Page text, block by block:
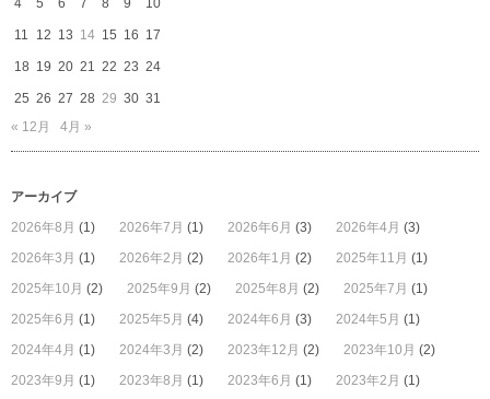
4 5 6 7 8 9 10
11 12 13 14 15 16 17
18 19 20 21 22 23 24
25 26 27 28 29 30 31
« 12月
4月 »
アーカイブ
2026年8月 (1) 2026年7月 (1) 2026年6月 (3) 2026年4月 (3)
2026年3月 (1) 2026年2月 (2) 2026年1月 (2) 2025年11月 (1)
2025年10月 (2) 2025年9月 (2) 2025年8月 (2) 2025年7月 (1)
2025年6月 (1) 2025年5月 (4) 2024年6月 (3) 2024年5月 (1)
2024年4月 (1) 2024年3月 (2) 2023年12月 (2) 2023年10月 (2)
2023年9月 (1) 2023年8月 (1) 2023年6月 (1) 2023年2月 (1)